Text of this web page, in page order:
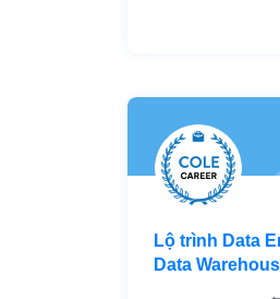
Lộ trình Data
Data